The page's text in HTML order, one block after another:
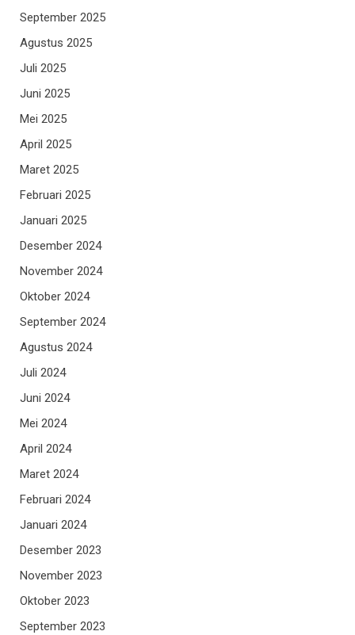
September 2025
Agustus 2025
Juli 2025
Juni 2025
Mei 2025
April 2025
Maret 2025
Februari 2025
Januari 2025
Desember 2024
November 2024
Oktober 2024
September 2024
Agustus 2024
Juli 2024
Juni 2024
Mei 2024
April 2024
Maret 2024
Februari 2024
Januari 2024
Desember 2023
November 2023
Oktober 2023
September 2023